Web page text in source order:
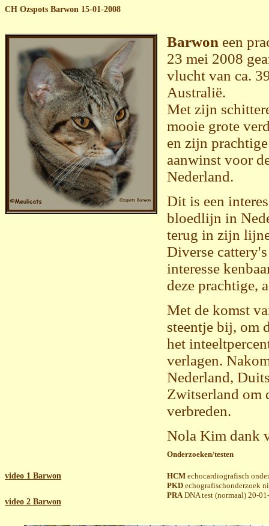
CH Ozspots Barwon 15-01-2008
Barwon een
23 mei 2008
vlucht van ca.
Australië.
Met zijn
mooie grote
en zijn
aanwinst voor
Nederland.
Dit is een
bloedlijn in
terug in zijn
Diverse
interesse
deze prachtige,
Met de komst
steentje bij, om
het
verlagen.
Nederland,
Zwitserland om
verbreden.
Nola Kim dank
Onderzoeken/testen
video 1 Barwon HCM echocardiografisch
PKD echografischonderzoek
PRADNA test (normaal) 20-
video 2 Barwon